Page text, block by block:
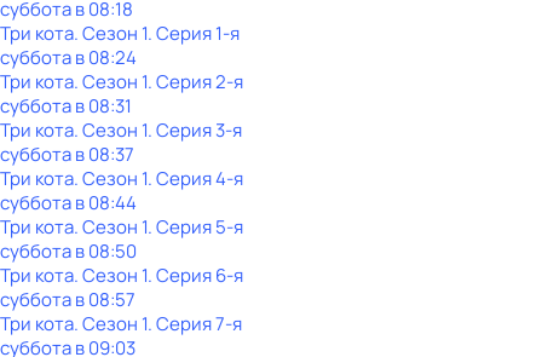
субботав08:18
Три кота. Сезон 1. Серия 1-я
субботав08:24
Три кота. Сезон 1. Серия 2-я
субботав08:31
Три кота. Сезон 1. Серия 3-я
субботав08:37
Три кота. Сезон 1. Серия 4-я
субботав08:44
Три кота. Сезон 1. Серия 5-я
субботав08:50
Три кота. Сезон 1. Серия 6-я
субботав08:57
Три кота. Сезон 1. Серия 7-я
субботав09:03